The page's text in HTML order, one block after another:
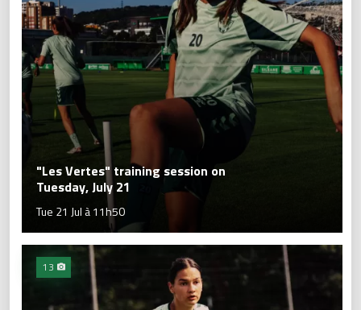
"Les Vertes" training session on
Tuesday, July 21
Tue 21 Jul à 11h50
13